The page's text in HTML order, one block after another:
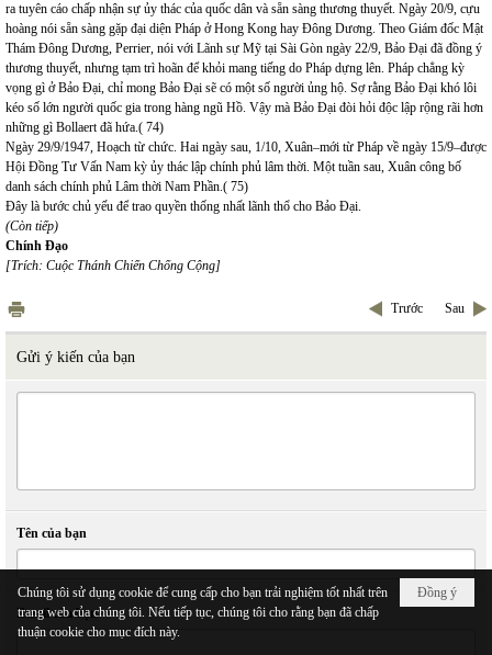
ra tuyên cáo chấp nhận sự ủy thác của quốc dân và sẵn sàng thương thuyết. Ngày 20/9, cựu
hoàng nói sẵn sàng gặp đại diện Pháp ở Hong Kong hay Đông Dương. Theo Giám đốc Mật
Thám Đông Dương, Perrier, nói với Lãnh sự Mỹ tại Sài Gòn ngày 22/9, Bảo Đại đã đồng ý
thương thuyết, nhưng tạm trì hoãn để khỏi mang tiếng do Pháp dựng lên. Pháp chẳng kỳ
vọng gì ở Bảo Đại, chỉ mong Bảo Đại sẽ có một số người ủng hộ. Sợ rằng Bảo Đại khó lôi
kéo số lớn người quốc gia trong hàng ngũ Hồ. Vậy mà Bảo Đại đòi hỏi độc lập rộng rãi hơn
những gì Bollaert đã hứa.( 74)
Ngày 29/9/1947, Hoạch từ chức. Hai ngày sau, 1/10, Xuân–mới từ Pháp về ngày 15/9–được
Hội Đồng Tư Vấn Nam kỳ ủy thác lập chính phủ lâm thời. Một tuần sau, Xuân công bố
danh sách chính phủ Lâm thời Nam Phần.( 75)
Đây là bước chủ yếu để trao quyền thống nhất lãnh thổ cho Bảo Đại.
(Còn tiếp)
Chính Đạo
[Trích: Cuộc Thánh Chiến Chống Cộng]
Trước Sau
Gửi ý kiến của bạn
Tên của bạn
Email của bạn
Đồng ý
Chúng tôi sử dụng cookie để cung cấp cho bạn trải nghiệm tốt nhất trên
trang web của chúng tôi. Nếu tiếp tục, chúng tôi cho rằng bạn đã chấp
thuận cookie cho mục đích này.